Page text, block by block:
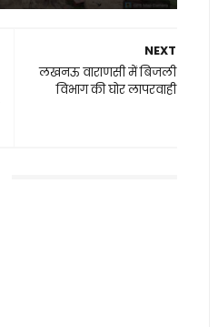
NEXT
लखनऊ वाराणसी में बिजली
विभाग की घोर लापरवाही